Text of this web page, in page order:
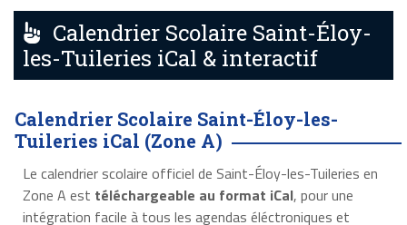
Calendrier Scolaire Saint-Éloy-
les-Tuileries iCal & interactif
Calendrier Scolaire Saint-Éloy-les-
Tuileries iCal (Zone A)
Le calendrier scolaire officiel de Saint-Éloy-les-Tuileries en
Zone A est téléchargeable au format iCal, pour une
intégration facile à tous les agendas éléctroniques et